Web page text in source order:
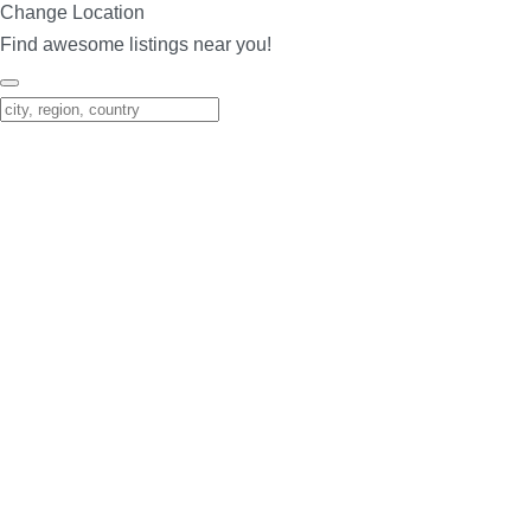
Change Location
Find awesome listings near you!
Change Location